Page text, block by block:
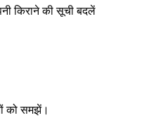
किराने की सूची बदलें
को समझें।